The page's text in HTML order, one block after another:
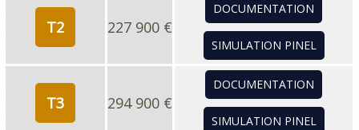
T2 227 900 €
DOCUMENTATION
SIMULATION PINEL
T3 294 900 €
DOCUMENTATION
SIMULATION PINEL